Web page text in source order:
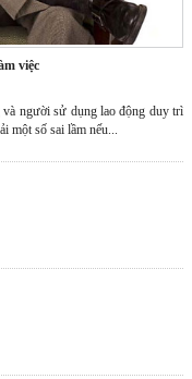
việc
người sử dụng lao động duy trì
một số sai lầm nếu...